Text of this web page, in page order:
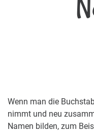
Wenn man die
nimmt und neu
Namen bilden, zum